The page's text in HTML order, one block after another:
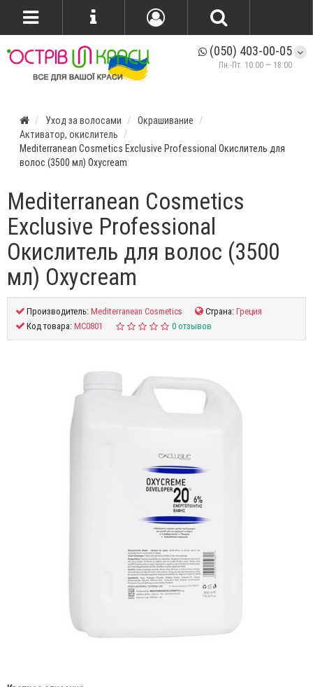
(050) 403-00-05
Пн.-Пт. 10:00 — 18:00
Уход за волосами
Окрашивание
Активатор, окислитель
Mediterranean Cosmetics Εxclusive Professional Окислитель для
волос (3500 мл) Oxycream
Mediterranean Cosmetics
Εxclusive Professional
Окислитель для волос (3500
мл) Oxycream
Производитель:Mediterranean Cosmetics Страна:Греция
Код товара:MC0801 0 отзывов